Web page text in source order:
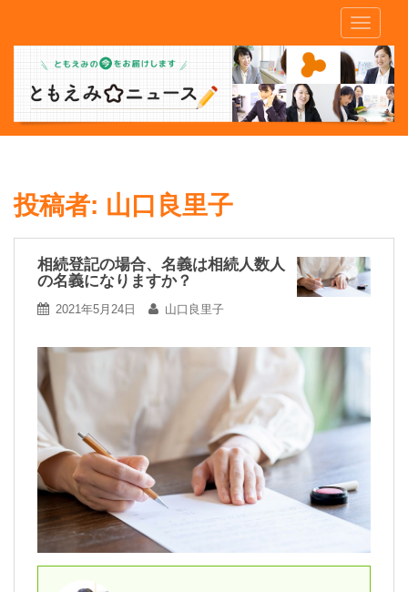
m
投稿者: 山口良里子
相続登記の場合、名義は相続人数人
の名義になりますか？
2021年5月24日 山口良里子